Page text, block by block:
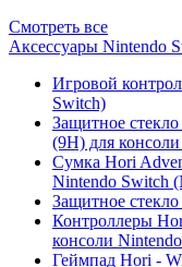
Смотреть все
Аксессуары Nintendo
Игровой
Switch)
Защитное стекло
(9H) для
Сумка Hori
Nintendo Switch
Защитное
Контроллеры
консоли
Геймпад Hori -